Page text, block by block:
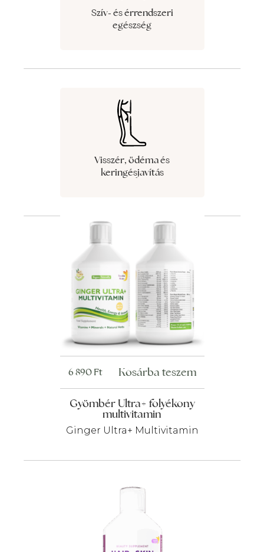
Szív- és érrendszeri
egészség
Visszér, ödéma és
keringésjavítás
Gyömbér Ultra+ folyékony
multivitamin
Ginger Ultra+ Multivitamin
6 890Ft Kosárba teszem